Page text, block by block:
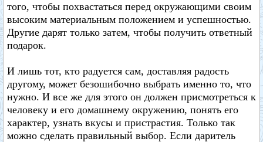
того, чтобы похвастаться перед окружающими своим
высоким материальным положением и успешностью.
Другие дарят только затем, чтобы получить ответный
подарок.
И лишь тот, кто радуется сам, доставляя радость
другому, может безошибочно выбрать именно то, что
нужно. И все же для этого он должен присмотреться к
человеку и его домашнему окружению, понять его
характер, узнать вкусы и пристрастия. Только так
можно сделать правильный выбор. Если даритель